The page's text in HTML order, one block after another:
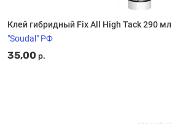
Клей гибридный Fix All High Tack 290 мл
"Soudal" РФ
35,00 р.